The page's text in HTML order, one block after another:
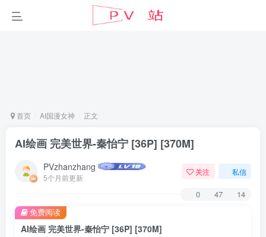
首页 AI国漫女神 正文
AI绘画 完美世界-秦怡宁 [36P] [370M]
PVzhanzhang
5个月前更新
关注 私信
0 47 14
AI绘画 完美世界-秦怡宁 [36P] [370M]
免费阅读